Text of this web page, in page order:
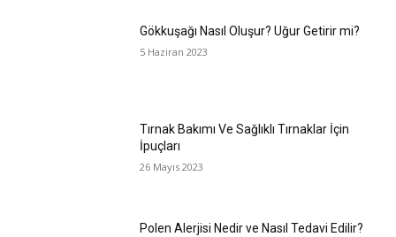
Gökkuşağı Nasıl Oluşur? Uğur Getirir mi?
5 Haziran 2023
Tırnak Bakımı Ve Sağlıklı Tırnaklar İçin
İpuçları
26 Mayıs 2023
Polen Alerjisi Nedir ve Nasıl Tedavi Edilir?